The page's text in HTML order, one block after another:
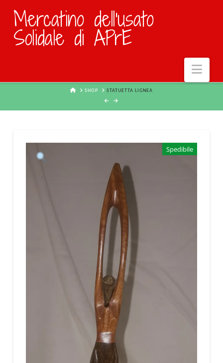
Mercatino dell'usato
Solidale di APrE
HOMESHOP STATUETTA LIGNEA
Spedibile